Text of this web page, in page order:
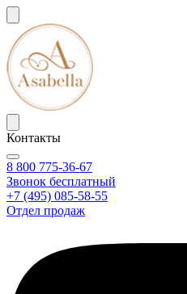
Контакты
8 800 775-36-67
Звонок бесплатный
+7 (495) 085-58-55
Отдел продаж